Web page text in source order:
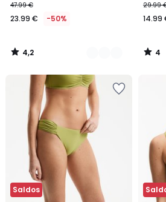
47.99 €
23.99 € -50%
4,2
/
29.99
14.99
4
/
Saldos